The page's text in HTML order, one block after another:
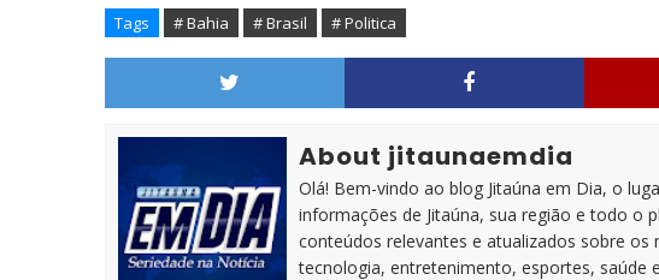
Tags # Bahia # Brasil # Politica
About jitaunaemdia
Olá! Bem-vindo ao blog Jitaúna em Dia, o
informações de Jitaúna, sua região e todo o
conteúdos relevantes e atualizados sobre
tecnologia, entretenimento, esportes, saúde